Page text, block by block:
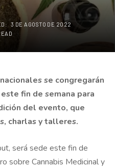
3 DE AGOSTO DE 2022
se congregarán
fin de semana para
del evento, que
charlas y talleres.
será sede este fin de
sobre Cannabis Medicinal y